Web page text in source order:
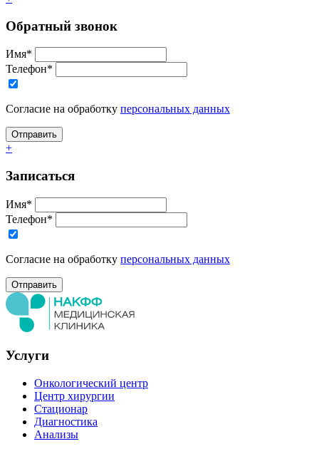
Обратный звонок
Имя*
Телефон*
Согласие на обработку персональных данных
+
Записаться
Имя*
Телефон*
Согласие на обработку персональных данных
Услуги
Онкологический центр
Центр хирургии
Стационар
Диагностика
Анализы